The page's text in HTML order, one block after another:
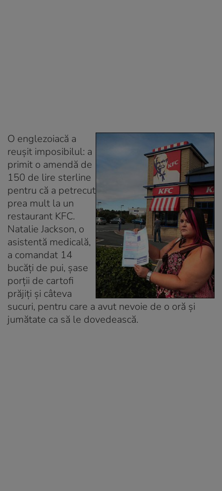
O englezoiacă a
reuşit imposibilul: a
primit o amendă de
150 de lire sterline
pentru că a petrecut
prea mult la un
restaurant KFC.
Natalie Jackson, o
asistentă medicală,
a comandat 14
bucăţi de pui, şase
porţii de cartofi
prăjiţi şi câteva
sucuri, pentru care a avut nevoie de o oră şi
jumătate ca să le dovedească.